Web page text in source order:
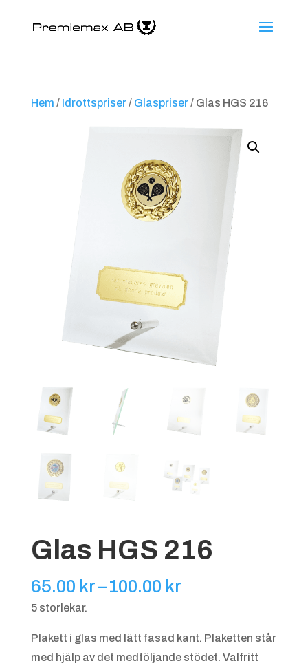
Hem / Idrottspriser/ Glaspriser/ Glas HGS 216
Glas HGS 216
65.00 kr–100.00 krPrisintervall:
100.00 kr
5 storlekar.
Plakett i glas med lätt fasad kant. Plaketten står
med hjälp av det medföljande stödet. Valfritt